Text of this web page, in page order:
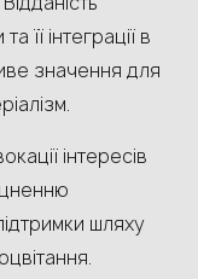
її інтеграції в
значення для
інтересів
шляху